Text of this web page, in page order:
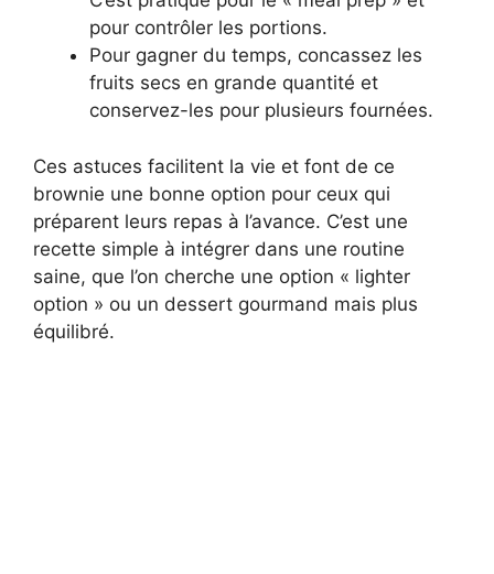
pour contrôler les portions.
Pour gagner du temps, concassez les
fruits secs en grande quantité et
conservez-les pour plusieurs fournées.
Ces astuces facilitent la vie et font de ce
brownie une bonne option pour ceux qui
préparent leurs repas à l’avance. C’est une
recette simple à intégrer dans une routine
saine, que l’on cherche une option « lighter
option » ou un dessert gourmand mais plus
équilibré.